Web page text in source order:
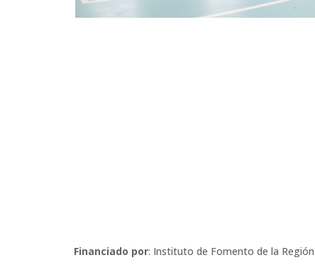
Financiado por: Instituto de Fomento de la